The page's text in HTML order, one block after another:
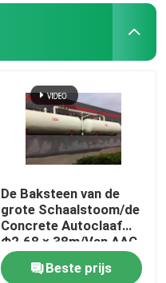
De Baksteen van de
grote Schaalstoom/de
Concrete Autoclaaf
Φ2.68 × 38m/Van AAC
de autoclaaf van de
Drukvatautoclaaf AAC
Beste prijs